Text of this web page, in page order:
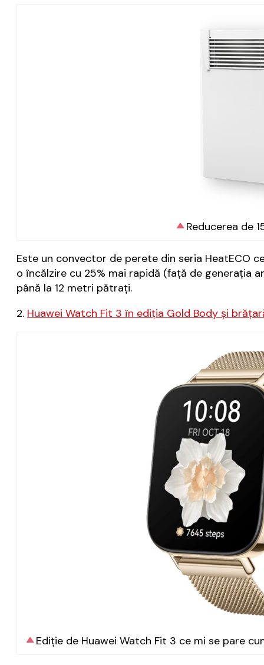
Reducerea de
Este un convector de perete din seria HeatECO
o încălzire cu 25% mai rapidă (față de generația
până la 12 metri pătrați.
2. Huawei Watch Fit 3 în ediția Gold Body și
Ediție de Huawei Watch Fit 3 ce mi se pare